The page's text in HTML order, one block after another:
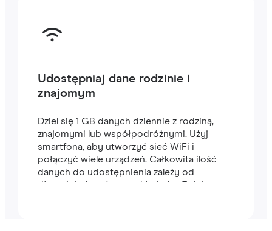
Udostępniaj dane rodzinie i
znajomym
Dziel się 1 GB danych dziennie z rodziną,
znajomymi lub współpodróżnymi. Użyj
smartfona, aby utworzyć sieć WiFi i
połączyć wiele urządzeń. Całkowita ilość
danych do udostępnienia zależy od
długości planu (na przykład plan 7-dniowy